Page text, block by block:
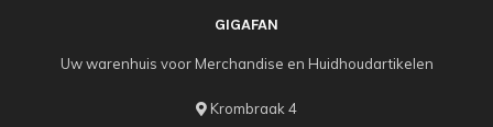
GIGAFAN
Uw warenhuis voor Merchandise en Huidhoudartikelen
Krombraak 4